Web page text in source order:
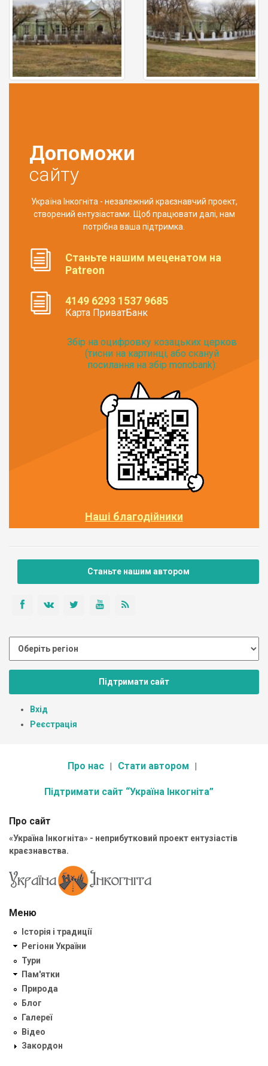
Допоможи
сайту
Україна Інкогніта - незалежний краєзнавчий проект,
створений ентузіастами. Щоб працювати далі, нам
потрібна ваша підтримка.
Станьте нашим меценатом на
Patreon
4149 6293 1537 9685
Карта ПриватБанк
Збір на оцифровку козацьких церков
(тисни на картинці, або скануй
посилання на збір monobank):
Наші благодійники
Станьте нашим автором
Підтримати сайт
Вхід
Реєстрація
Про нас Стати автором
Підтримати сайт “Україна Інкогніта”
Про сайт
«Україна Інкогніта» - неприбутковий проект ентузіастів
краєзнавства.
Меню
Історія і традиції
Регіони України
Тури
Пам'ятки
Природа
Блог
Галереї
Відео
Закордон